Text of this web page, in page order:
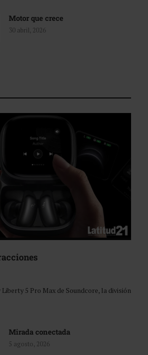
Motor que crece
30 abril, 2026
5 Pro Max de Soundcore, la división
Mirada conectada
5 agosto, 2026